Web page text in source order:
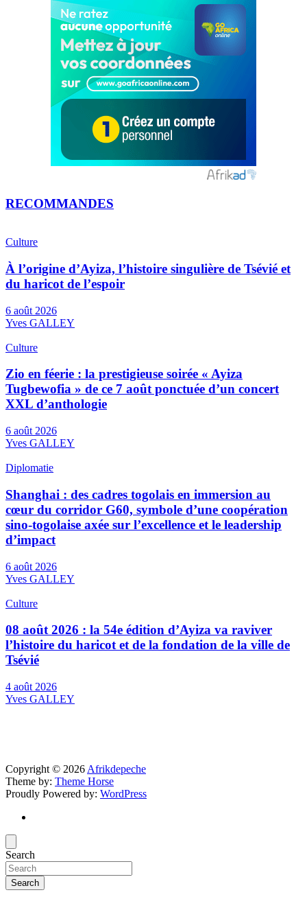
RECOMMANDES
Culture
À l’origine d’Ayiza, l’histoire singulière de Tsévié et
du haricot de l’espoir
6 août 2026
Yves GALLEY
Culture
Zio en féerie : la prestigieuse soirée « Ayiza
Tugbewofia » de ce 7 août ponctuée d’un concert
XXL d’anthologie
6 août 2026
Yves GALLEY
Diplomatie
Shanghai : des cadres togolais en immersion au
cœur du corridor G60, symbole d’une coopération
sino-togolaise axée sur l’excellence et le leadership
d’impact
6 août 2026
Yves GALLEY
Culture
08 août 2026 : la 54e édition d’Ayiza va raviver
l’histoire du haricot et de la fondation de la ville de
Tsévié
4 août 2026
Yves GALLEY
Copyright © 2026 Afrikdepeche
Theme by: Theme Horse
Proudly Powered by: WordPress
Search
Search